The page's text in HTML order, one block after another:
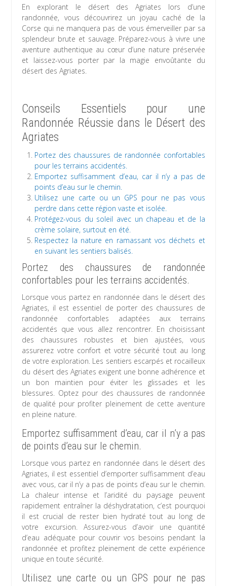
En explorant le désert des Agriates lors d’une
randonnée, vous découvrirez un joyau caché de la
Corse qui ne manquera pas de vous émerveiller par sa
splendeur brute et sauvage. Préparez-vous à vivre une
aventure authentique au cœur d’une nature préservée
et laissez-vous porter par la magie envoûtante du
désert des Agriates.
Conseils Essentiels pour une
Randonnée Réussie dans le Désert des
Agriates
Portez des chaussures de randonnée confortables
pour les terrains accidentés.
Emportez suffisamment d’eau, car il n’y a pas de
points d’eau sur le chemin.
Utilisez une carte ou un GPS pour ne pas vous
perdre dans cette région vaste et isolée.
Protégez-vous du soleil avec un chapeau et de la
crème solaire, surtout en été.
Respectez la nature en ramassant vos déchets et
en suivant les sentiers balisés.
Portez des chaussures de randonnée
confortables pour les terrains accidentés.
Lorsque vous partez en randonnée dans le désert des
Agriates, il est essentiel de porter des chaussures de
randonnée confortables adaptées aux terrains
accidentés que vous allez rencontrer. En choisissant
des chaussures robustes et bien ajustées, vous
assurerez votre confort et votre sécurité tout au long
de votre exploration. Les sentiers escarpés et rocailleux
du désert des Agriates exigent une bonne adhérence et
un bon maintien pour éviter les glissades et les
blessures. Optez pour des chaussures de randonnée
de qualité pour profiter pleinement de cette aventure
en pleine nature.
Emportez suffisamment d’eau, car il n’y a pas
de points d’eau sur le chemin.
Lorsque vous partez en randonnée dans le désert des
Agriates, il est essentiel d’emporter suffisamment d’eau
avec vous, car il n’y a pas de points d’eau sur le chemin.
La chaleur intense et l’aridité du paysage peuvent
rapidement entraîner la déshydratation, c’est pourquoi
il est crucial de rester bien hydraté tout au long de
votre excursion. Assurez-vous d’avoir une quantité
d’eau adéquate pour couvrir vos besoins pendant la
randonnée et profitez pleinement de cette expérience
unique en toute sécurité.
Utilisez une carte ou un GPS pour ne pas